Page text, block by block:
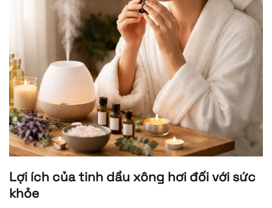
Lợi ích của tinh dầu xông hơi đối với sức
khỏe